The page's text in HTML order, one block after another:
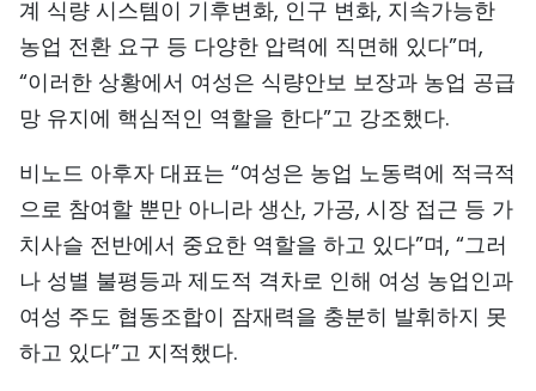
계 식량 시스템이 기후변화, 인구 변화, 지속가능한
농업 전환 요구 등 다양한 압력에 직면해 있다”며,
“이러한 상황에서 여성은 식량안보 보장과 농업 공급
망 유지에 핵심적인 역할을 한다”고 강조했다.
비노드 아후자 대표는 “여성은 농업 노동력에 적극적
으로 참여할 뿐만 아니라 생산, 가공, 시장 접근 등 가
치사슬 전반에서 중요한 역할을 하고 있다”며, “그러
나 성별 불평등과 제도적 격차로 인해 여성 농업인과
여성 주도 협동조합이 잠재력을 충분히 발휘하지 못
하고 있다”고 지적했다.